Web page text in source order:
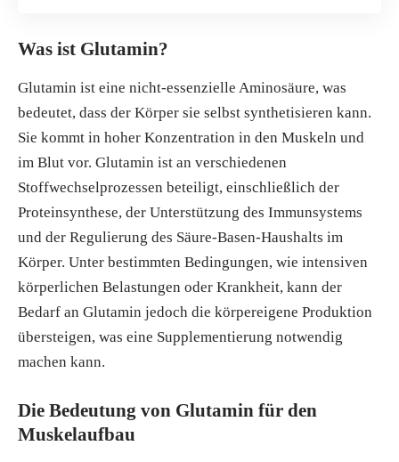
Was ist Glutamin?
Glutamin ist eine nicht-essenzielle Aminosäure, was
bedeutet, dass der Körper sie selbst synthetisieren kann.
Sie kommt in hoher Konzentration in den Muskeln und
im Blut vor. Glutamin ist an verschiedenen
Stoffwechselprozessen beteiligt, einschließlich der
Proteinsynthese, der Unterstützung des Immunsystems
und der Regulierung des Säure-Basen-Haushalts im
Körper. Unter bestimmten Bedingungen, wie intensiven
körperlichen Belastungen oder Krankheit, kann der
Bedarf an Glutamin jedoch die körpereigene Produktion
übersteigen, was eine Supplementierung notwendig
machen kann.
Die Bedeutung von Glutamin für den
Muskelaufbau